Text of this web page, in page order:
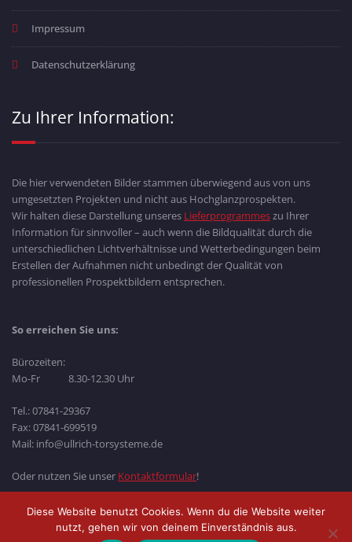
Impressum
Datenschutzerklärung
Zu Ihrer Information:
Die hier verwendeten Bilder stammen überwiegend aus von uns
umgesetzten Projekten und nicht aus Hochglanzprospekten.
Wir halten diese Darstellung unseres Lieferprogrammeszu Ihrer
Information für sinnvoller – auch wenn die Bildqualität durch die
unterschiedlichen Lichtverhältnisse und Wetterbedingungen beim
Erstellen der Aufnahmen nicht unbedingt der Qualität von
professionellen Prospektbildern entsprechen.
So erreichen Sie uns:
Bürozeiten:
Mo-Fr 8.30-12.30 Uhr
Tel.: 07841-29367
Fax: 07841-699519
Mail: info@ullrich-torsysteme.de
Oder nutzen Sie unser Kontaktformular!
Diese Website benutzt Cookies. Wenn du die Website weiter
nutzt, gehen wir von deinem Einverständnis aus.